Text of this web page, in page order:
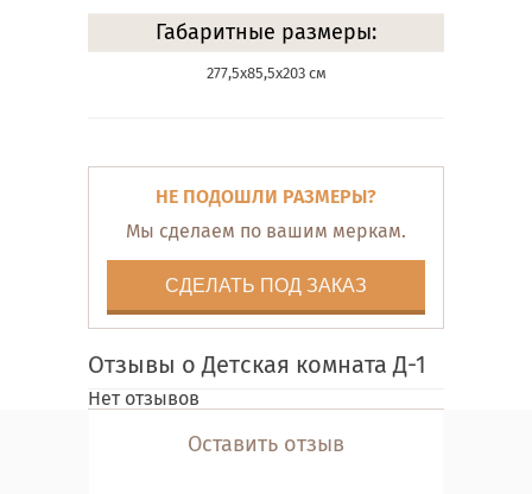
Габаритные размеры:
277,5х85,5х203 см
НЕ ПОДОШЛИ РАЗМЕРЫ?
Мы сделаем по вашим меркам.
СДЕЛАТЬ ПОД ЗАКАЗ
Отзывы о Детская комната Д-1
Нет отзывов
Оставить отзыв